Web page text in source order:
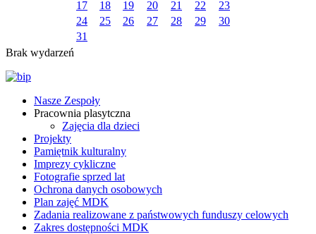
17
18 19 20 21 22
23
24
25 26 27 28 29
30
31
Brak wydarzeń
Nasze Zespoły
Pracownia plasytczna
Zajęcia dla dzieci
Projekty
Pamiętnik kulturalny
Imprezy cykliczne
Fotografie sprzed lat
Ochrona danych osobowych
Plan zajęć MDK
Zadania realizowane z państwowych funduszy celowych
Zakres dostępności MDK